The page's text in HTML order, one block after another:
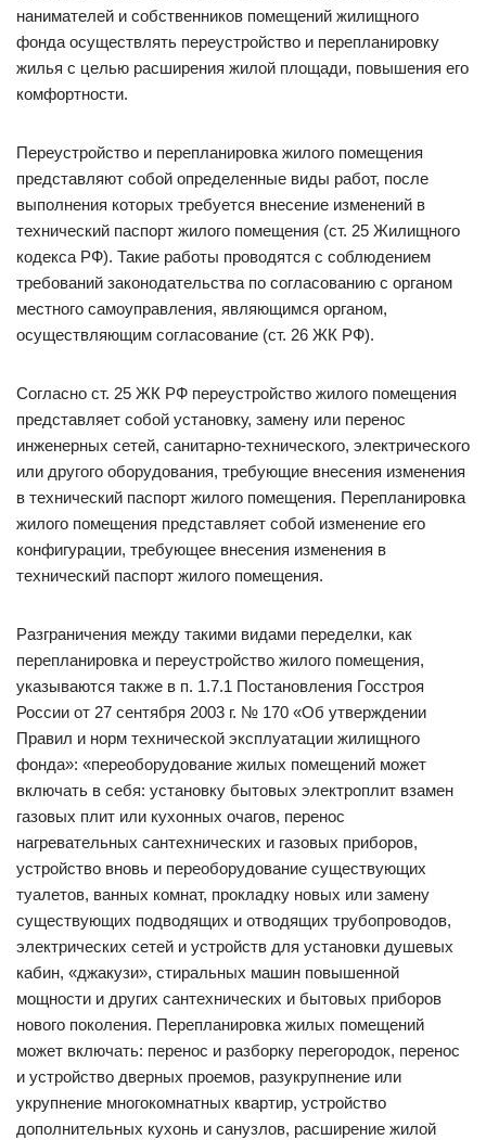
нанимателей и собственников помещений жилищного
фонда осуществлять переустройство и перепланировку
жилья с целью расширения жилой площади, повышения его
комфортности.
Переустройство и перепланировка жилого помещения
представляют собой определенные виды работ, после
выполнения которых требуется внесение изменений в
технический паспорт жилого помещения (ст. 25 Жилищного
кодекса РФ). Такие работы проводятся с соблюдением
требований законодательства по согласованию с органом
местного самоуправления, являющимся органом,
осуществляющим согласование (ст. 26 ЖК РФ).
Согласно ст. 25 ЖК РФ переустройство жилого помещения
представляет собой установку, замену или перенос
инженерных сетей, санитарно-технического, электрического
или другого оборудования, требующие внесения изменения
в технический паспорт жилого помещения. Перепланировка
жилого помещения представляет собой изменение его
конфигурации, требующее внесения изменения в
технический паспорт жилого помещения.
Разграничения между такими видами переделки, как
перепланировка и переустройство жилого помещения,
указываются также в п. 1.7.1 Постановления Госстроя
России от 27 сентября 2003 г. № 170 «Об утверждении
Правил и норм технической эксплуатации жилищного
фонда»: «переоборудование жилых помещений может
включать в себя: установку бытовых электроплит взамен
газовых плит или кухонных очагов, перенос
нагревательных сантехнических и газовых приборов,
устройство вновь и переоборудование существующих
туалетов, ванных комнат, прокладку новых или замену
существующих подводящих и отводящих трубопроводов,
электрических сетей и устройств для установки душевых
кабин, «джакузи», стиральных машин повышенной
мощности и других сантехнических и бытовых приборов
нового поколения. Перепланировка жилых помещений
может включать: перенос и разборку перегородок, перенос
и устройство дверных проемов, разукрупнение или
укрупнение многокомнатных квартир, устройство
дополнительных кухонь и санузлов, расширение жилой